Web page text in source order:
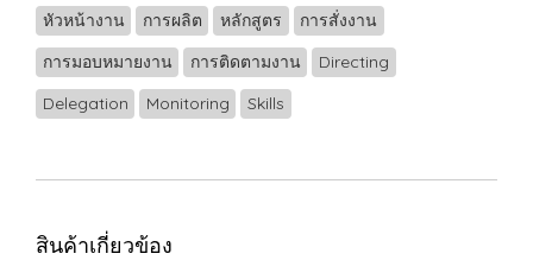
หัวหน้างาน
การผลิต หลักสูตร
การสั่งงาน
การมอบหมายงาน
การติดตามงาน
Directing
Delegation
Monitoring Skills
สินค้าเกี่ยวข้อง